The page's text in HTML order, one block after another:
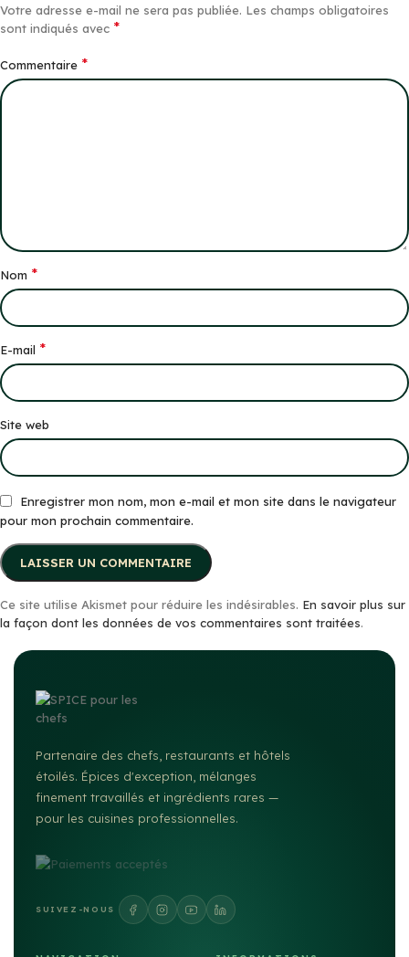
Votre adresse e-mail ne sera pas publiée. Les champs obligatoires
sont indiqués avec *
Commentaire *
Nom *
E-mail *
Site web
Enregistrer mon nom, mon e-mail et mon site dans le navigateur
pour mon prochain commentaire.
Ce site utilise Akismet pour réduire les indésirables. En savoir plus sur
la façon dont les données de vos commentaires sont traitées.
Partenaire des chefs, restaurants et hôtels
étoilés. Épices d'exception, mélanges
finement travaillés et ingrédients rares —
pour les cuisines professionnelles.
SUIVEZ-NOUS